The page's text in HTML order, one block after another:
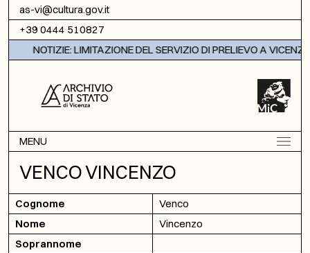
Vai al contenuto
as-vi@cultura.gov.it
+39 0444 510827
NOTIZIE: LIMITAZIONE DEL SERVIZIO DI PRELIEVO A VICENZA
MENU
VENCO VINCENZO
Cognome
Venco
Nome
Vincenzo
Soprannome